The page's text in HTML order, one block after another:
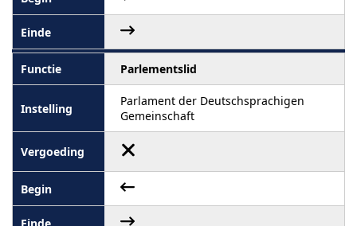
Parlementslid
Parlament der Deutschsprachigen
Gemeinschaft